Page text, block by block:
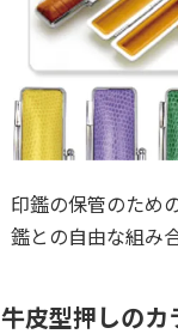
印鑑の保管のため
鑑との自由な組み
牛皮型押しのカ